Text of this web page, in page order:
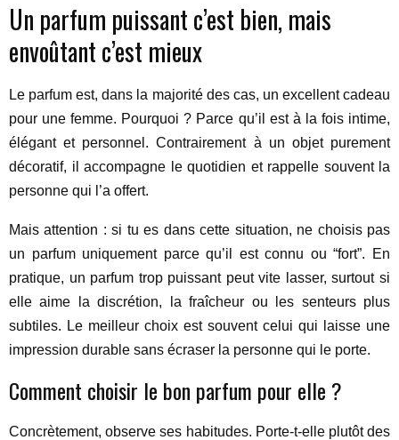
Un parfum puissant c’est bien, mais
envoûtant c’est mieux
Le parfum est, dans la majorité des cas, un excellent cadeau
pour une femme. Pourquoi ? Parce qu’il est à la fois intime,
élégant et personnel. Contrairement à un objet purement
décoratif, il accompagne le quotidien et rappelle souvent la
personne qui l’a offert.
Mais attention : si tu es dans cette situation, ne choisis pas
un parfum uniquement parce qu’il est connu ou “fort”. En
pratique, un parfum trop puissant peut vite lasser, surtout si
elle aime la discrétion, la fraîcheur ou les senteurs plus
subtiles. Le meilleur choix est souvent celui qui laisse une
impression durable sans écraser la personne qui le porte.
Comment choisir le bon parfum pour elle ?
Concrètement, observe ses habitudes. Porte-t-elle plutôt des